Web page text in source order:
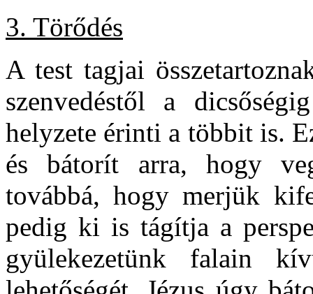
3. Törődés
A test tagjai
szenvedéstől a
helyzete érinti a többit is.
és bátorít arra, hogy
továbbá, hogy merjük
pedig ki is tágítja a
gyülekezetünk falain